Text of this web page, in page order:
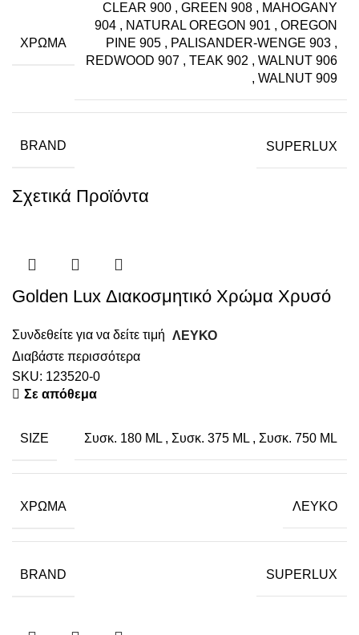
ΧΡΏΜΑ
CLEAR 900 , GREEN 908 , MAHOGANY
904 , NATURAL OREGON 901 , OREGON
PINE 905 , PALISANDER-WENGE 903 ,
REDWOOD 907 , TEAK 902 , WALNUT 906
, WALNUT 909
BRAND SUPERLUX
Σχετικά Προϊόντα
Golden Lux Διακοσμητικό Χρώμα Χρυσό
Συνδεθείτε για να δείτε τιμή ΛΕΥΚΟ
Διαβάστε περισσότερα
SKU: 123520-0
Σε απόθεμα
SIZE Συσκ. 180 ML , Συσκ. 375 ML , Συσκ. 750 ML
ΧΡΏΜΑ ΛΕΥΚΟ
BRAND SUPERLUX